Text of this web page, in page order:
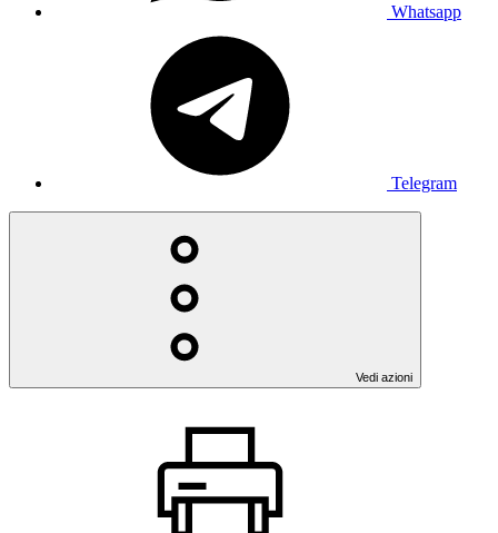
Whatsapp
Telegram
Vedi azioni